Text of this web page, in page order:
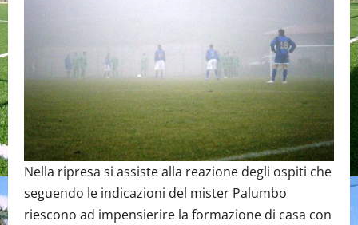
Nella ripresa si assiste alla reazione degli ospiti che
seguendo le indicazioni del mister Palumbo
riescono ad impensierire la formazione di casa con